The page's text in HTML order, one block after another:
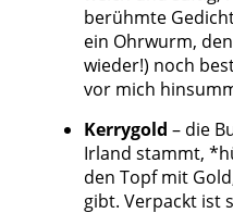
berühmte
ein Ohrwurm,
wieder!) noch
vor mich
Kerrygold – die
Irland stammt,
den Topf mit
gibt. Verpackt ist